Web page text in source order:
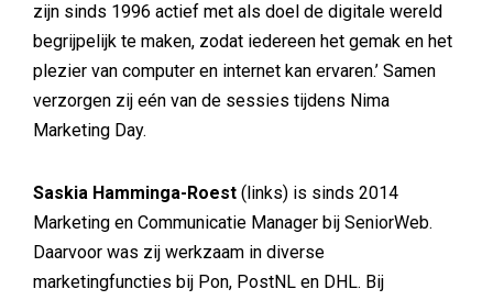
zijn sinds 1996 actief met als doel de digitale wereld
begrijpelijk te maken, zodat iedereen het gemak en het
plezier van computer en internet kan ervaren.’ Samen
verzorgen zij eén van de sessies tijdens Nima
Marketing Day.
Saskia Hamminga-Roest (links) is sinds 2014
Marketing en Communicatie Manager bij SeniorWeb.
Daarvoor was zij werkzaam in diverse
marketingfuncties bij Pon, PostNL en DHL. Bij